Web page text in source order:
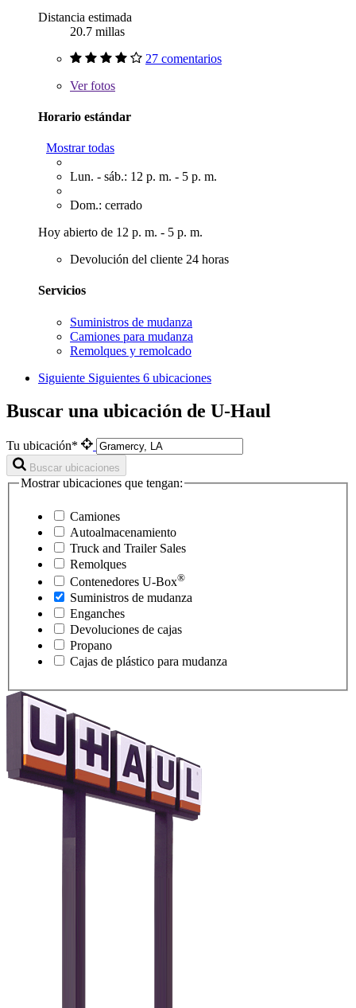
Distancia estimada
20.7 millas
27 comentarios
Verfotos
Horario estándar
Mostrar todas
Lun. - sáb.: 12 p. m. - 5 p. m.
Dom.: cerrado
Hoy abierto de 12 p. m. - 5 p. m.
Devolución del cliente 24 horas
Servicios
Suministros de mudanza
Camiones para mudanza
Remolques y remolcado
Siguiente Siguientes 6 ubicaciones
Buscar una ubicación de U-Haul
Tu ubicación*
Buscar ubicaciones
Mostrar ubicaciones que tengan:
Camiones
Autoalmacenamiento
Truck and Trailer Sales
Remolques
Contenedores U-Box®
Suministros de mudanza
Enganches
Devoluciones de cajas
Propano
Cajas de plástico para mudanza